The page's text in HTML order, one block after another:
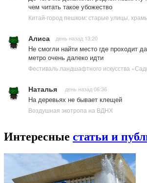
чем читать такое убожество
Китай-город пешком: старые улицы,
Алиса день назад 13:20
Не смогли найти место где проходит
метро очень далеко идти
Фестиваль ландшафтного искусства
Наталья день назад 06:36
На деревьях не бывает клещей
Воздушная экотропа на ВДНХ
Интересные статьи и